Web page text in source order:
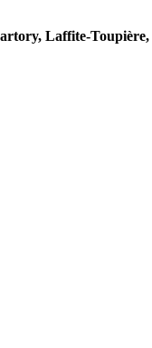
Laffite-Toupière,